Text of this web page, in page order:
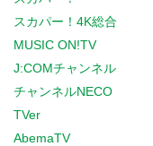
スカパー！4K総合
MUSIC ON!TV
J:COMチャンネル
チャンネルNECO
TVer
AbemaTV